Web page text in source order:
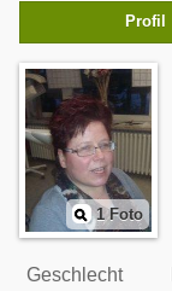
Profil
1 Foto
Geschlecht